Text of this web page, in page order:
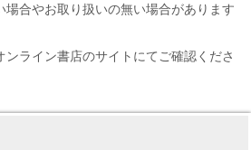
合やお取り扱いの無い場合があります
ライン書店のサイトにてご確認くださ